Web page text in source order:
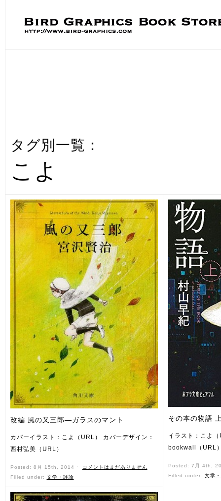
タグ別一覧：
こよ
改編 風の又三郎―ガラスのマント
カバーイラスト：こよ（URL） カバーデザイン：
西村弘美（URL）
Posted: 8月 15th, 2014 ˑ
コメントはまだありません
Filled under: 文学・評論
その本の物語
イラスト：こよ
bookwall（URL
Posted: 7月 4th,
Filled under: 文学